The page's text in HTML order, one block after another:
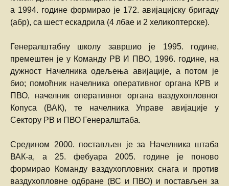
а 1994. године формирао је 172. авијацијску бригаду
(абр), са шест ескадрила (4 лбае и 2 хеликоптерске).
Генералштабну школу завршио је 1995. године,
премештен је у Команду РВ И ПВО, 1996. године, на
дужност Начелника одељења авијације, а потом је
био; помоћник начелника оперативног органа КРВ и
ПВО, начелник оперативног органа ваздухопловног
Копуса (ВАК), те начелника Управе авијације у
Сектору РВ и ПВО Генералштаба.
Средином 2000. постављен је за Начелника штаба
ВАК-а, а 25. фебуара 2005. године је поново
формирао Команду ваздухопловних снага и против
ваздухопловне одбране (ВС и ПВО) и постављен за